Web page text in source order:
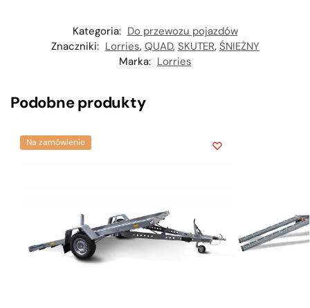
Kategoria: Do przewozu pojazdów
Znaczniki: Lorries, QUAD, SKUTER, ŚNIEŻNY
Marka: Lorries
Podobne produkty
Na zamówienie